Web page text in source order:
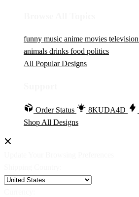
funny music anime movies television
animals drinks food politics
All Popular Designs
Order Status 8KUDA4D
Shop All Designs